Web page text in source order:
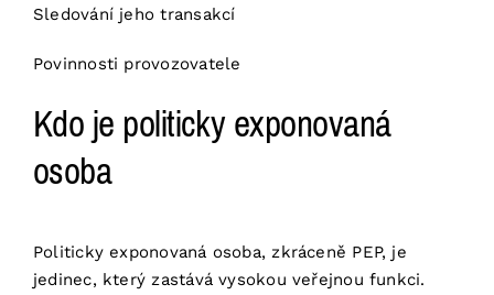
Sledování jeho transakcí
Povinnosti provozovatele
Kdo je politicky exponovaná
osoba
Politicky exponovaná osoba, zkráceně PEP, je
jedinec, který zastává vysokou veřejnou funkci.